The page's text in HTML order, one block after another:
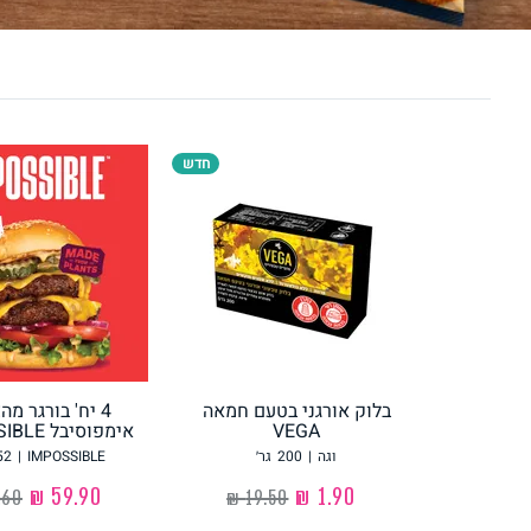
לחם, עוגות, מאפים גלידות טבעוניות
ממרחים ורטבים גיפט קארד
איטלקי אסייתי
חדש
בלוק אורגני בטעם חמאה
VEGA
200 גר׳ | וגה
‏19.50 ₪
4 יח' בורגר
אימפוסיבל IMPOSSIBLE
| IMPOSSIBLE
‏72.60 ₪